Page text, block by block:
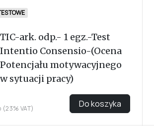
TIC-ark. odp.- 1 egz.-Test
Intentio Consensio-(Ocena
Potencjału motywacyjnego
w sytuacji pracy)
(23% VAT) Do koszyka